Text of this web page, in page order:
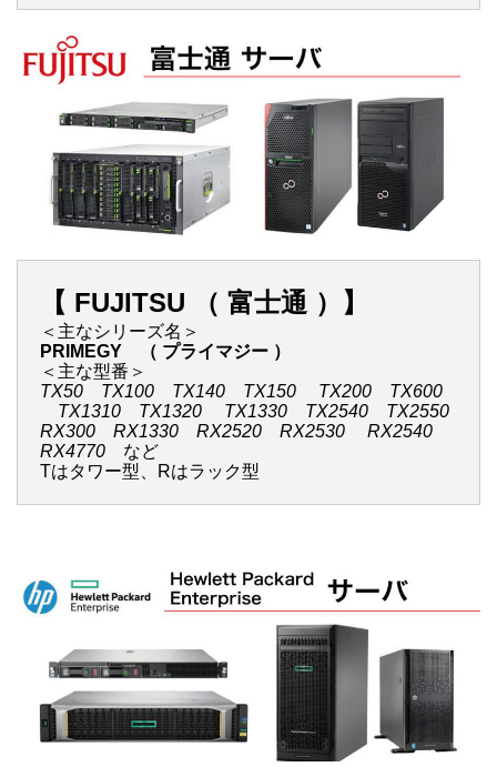
【 FUJITSU （ 富士通 ）】
＜主なシリーズ名＞
PRIMEGY （ プライマジー ）
＜主な型番＞
TX50 TX100 TX140 TX150 TX200 TX600
TX1310 TX1320 TX1330 TX2540 TX2550
RX300 RX1330 RX2520 RX2530 RX2540
RX4770 など
Tはタワー型、Rはラック型